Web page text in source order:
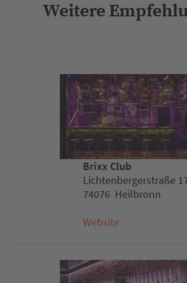
Weitere
Brixx Club
Lichtenbergerstraße
74076 Heilbronn
Website